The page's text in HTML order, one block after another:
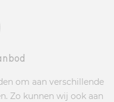
om aan verschillende
Zo kunnen wij ook aan